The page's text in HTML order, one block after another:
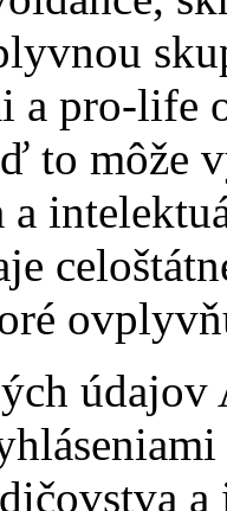
a pro-
to môže